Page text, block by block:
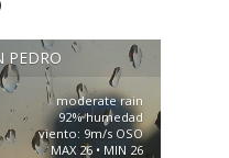
PEDRO
moderate rain
92% humedad
viento: 9m/s OSO
MAX 26 • MIN 26